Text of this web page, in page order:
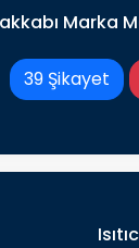
Marka
39 Şikayet